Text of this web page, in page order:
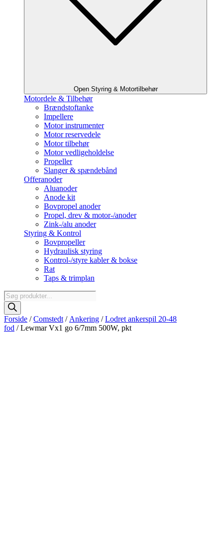
Open Styring & Motortilbehør
Motordele & Tilbehør
Brændstoftanke
Impellere
Motor instrumenter
Motor reservedele
Motor tilbehør
Motor vedligeholdelse
Propeller
Slanger & spændebånd
Offeranoder
Aluanoder
Anode kit
Bovpropel anoder
Propel, drev & motor-/anoder
Zink-/alu anoder
Styring & Kontrol
Bovpropeller
Hydraulisk styring
Kontrol-/styre kabler & bokse
Rat
Taps & trimplan
Products
search
Forside /Comstedt / Ankering /Lodret ankerspil 20-48
fod / Lewmar Vx1 go 6/7mm 500W, pkt